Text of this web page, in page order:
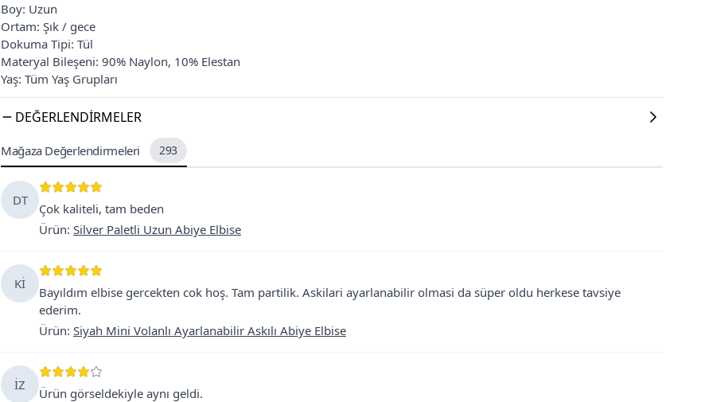
Boy: Uzun
Ortam: Şık / gece
Dokuma Tipi: Tül
Materyal Bileşeni: 90% Naylon, 10% Elestan
Yaş: Tüm Yaş Grupları
DEĞERLENDIRMELER
Mağaza Değerlendirmeleri 293
DT
Çok kaliteli, tam beden
Ürün: Silver Paletli Uzun Abiye Elbise
Kİ
Bayıldım elbise gercekten cok hoş. Tam partilik. Askilari ayarlanabilir olmasi da süper oldu herkese tavsiye
ederim.
Ürün: Siyah Mini Volanlı Ayarlanabilir Askılı Abiye Elbise
İZ
Ürün görseldekiyle aynı geldi.